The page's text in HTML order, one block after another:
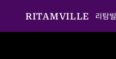
RITAMVILLE 리탐빌